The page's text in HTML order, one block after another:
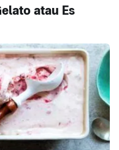
atau Es